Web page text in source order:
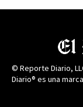
© Reporte Diario,
Diario® es una